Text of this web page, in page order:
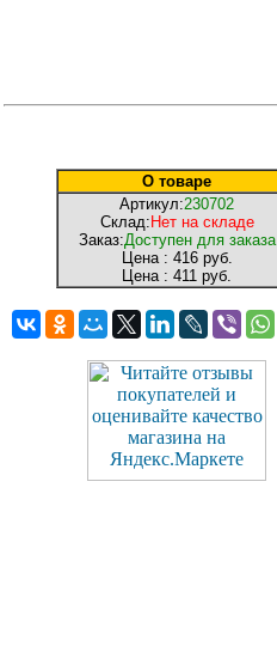
О товаре
Артикул:230702
Склад: Нет на складе
Заказ:Доступен для заказа
Цена : 416 руб.
Цена : 411 руб.